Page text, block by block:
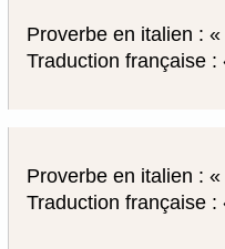
Proverbe en italien :
Traduction française :
Proverbe en italien :
Traduction française :